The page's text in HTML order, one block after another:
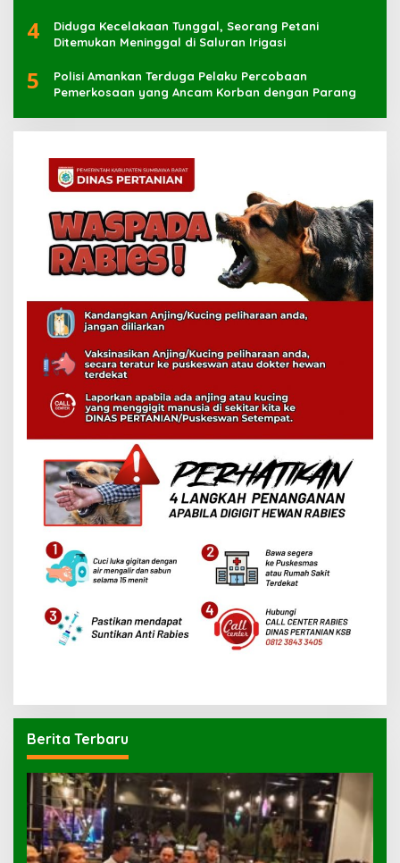
4
Diduga Kecelakaan Tunggal, Seorang Petani
Ditemukan Meninggal di Saluran Irigasi
5
Polisi Amankan Terduga Pelaku Percobaan
Pemerkosaan yang Ancam Korban dengan Parang
Berita Terbaru